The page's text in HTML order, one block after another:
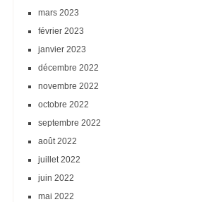
mars 2023
février 2023
janvier 2023
décembre 2022
novembre 2022
octobre 2022
septembre 2022
août 2022
juillet 2022
juin 2022
mai 2022